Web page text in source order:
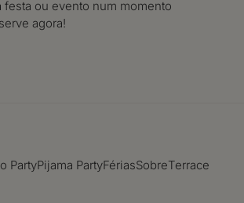
festa ou evento num momento
agora!
PartyPijama PartyFériasSobreTerrace